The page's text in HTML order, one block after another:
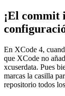
¡El commit
En XCode 4,
que XCode no
xcuserdata. Pues
marcas la casilla
repositorio todos